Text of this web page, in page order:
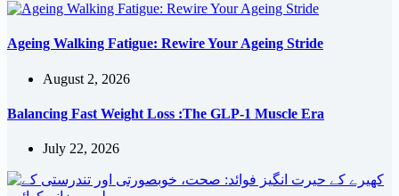
Ageing Walking Fatigue: Rewire Your Ageing Stride
August 2, 2026
Balancing Fast Weight Loss :The GLP-1 Muscle Era
July 22, 2026